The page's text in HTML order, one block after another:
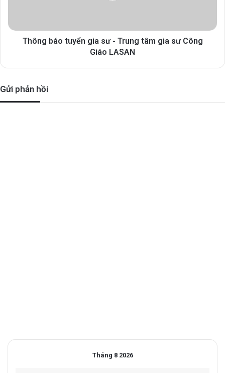
Thông báo tuyển gia sư - Trung tâm gia sư Công
Giáo LASAN
Gửi phản hồi
Tháng 8 2026